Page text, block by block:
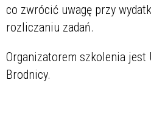
co zwrócić uwagę przy
rozliczaniu zadań.
Organizatorem szkolenia jest
Brodnicy.